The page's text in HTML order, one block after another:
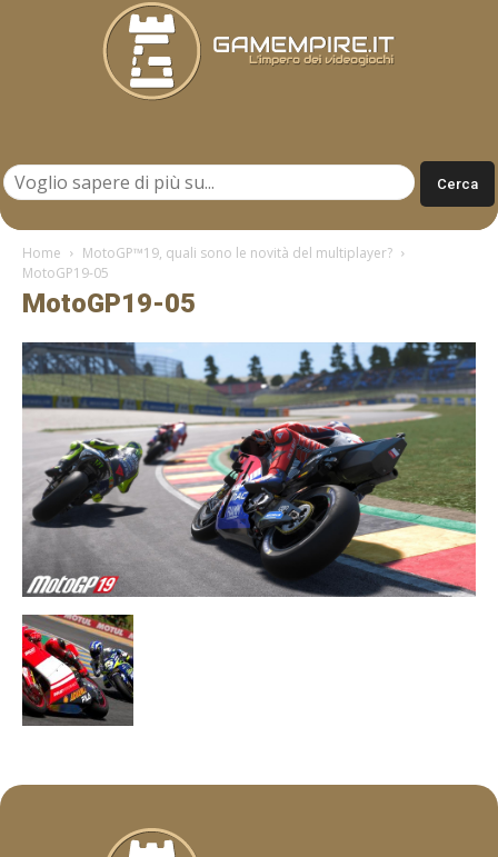
Home
MotoGP™19, quali sono le novità del multiplayer?
MotoGP19-05
MotoGP19-05